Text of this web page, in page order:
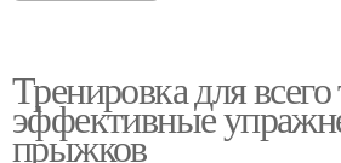
Тренировка для всего
эффективные
прыжков